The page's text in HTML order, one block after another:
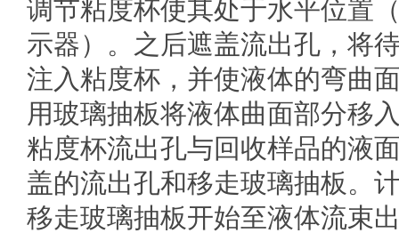
调节粘度杯使其处于水平位置
示器）。之后遮盖流出孔，将
注入粘度杯，并使液体的弯曲
用玻璃抽板将液体曲面部分移
粘度杯流出孔与回收样品的液
盖的流出孔和移走玻璃抽板。
移走玻璃抽板开始至液体流束